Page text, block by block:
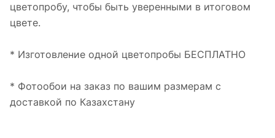
цветопробу, чтобы быть уверенными в итоговом
цвете.
* Изготовление одной цветопробы БЕСПЛАТНО
* Фотообои на заказ по вашим размерам с
доставкой по Казахстану